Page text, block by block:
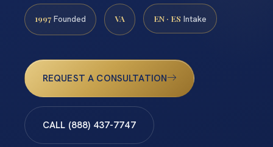
1997 Founded VA EN · ES Intake
REQUEST A CONSULTATION
CALL (888) 437-7747